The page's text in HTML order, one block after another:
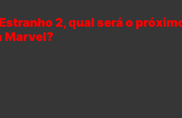
2, qual será o
Marvel?